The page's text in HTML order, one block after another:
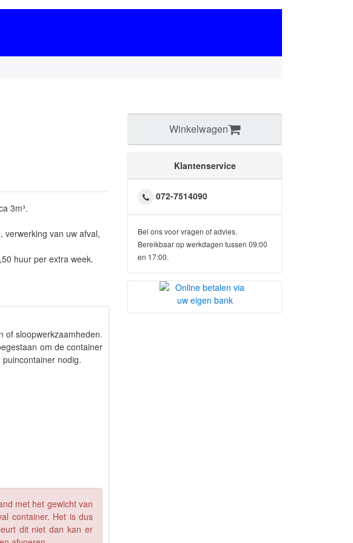
3m³.
verwerking van uw afval,
huur per extra week.
of sloopwerkzaamheden.
om de container
nodig.
met het gewicht van
container. Het is dus
dit niet dan kan er
Winkelwagen
Klantenservice
072-7514090
Bel ons voor vragen of advies.
Bereikbaar op werkdagen tussen 09:00
en 17:00.